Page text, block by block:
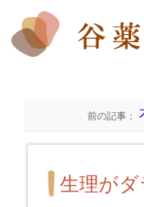
前の記事：
生理が